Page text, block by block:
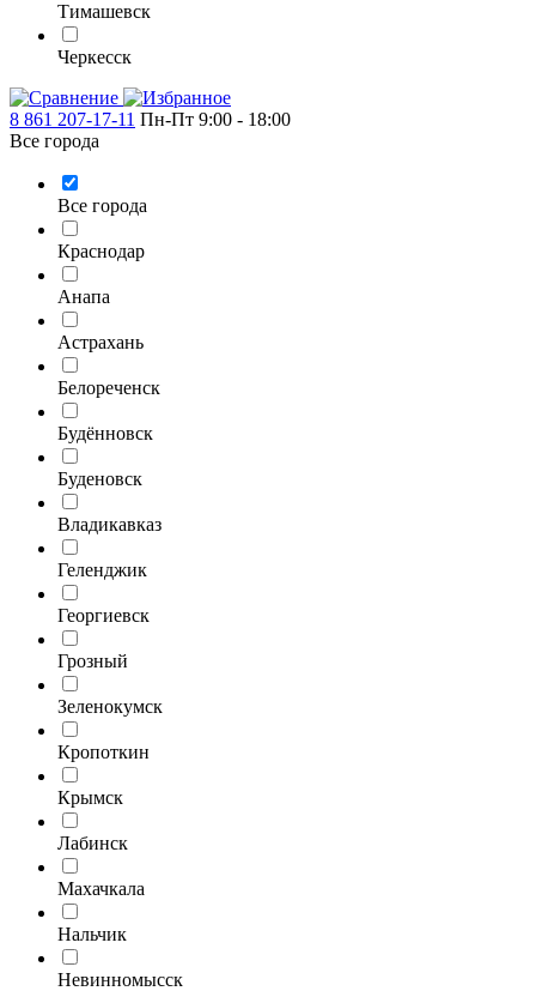
Тимашевск
Черкесск
8 861 207-17-11 Пн-Пт 9:00 - 18:00
Все города
Все города
Краснодар
Анапа
Астрахань
Белореченск
Будённовск
Буденовск
Владикавказ
Геленджик
Георгиевск
Грозный
Зеленокумск
Кропоткин
Крымск
Лабинск
Махачкала
Нальчик
Невинномысск